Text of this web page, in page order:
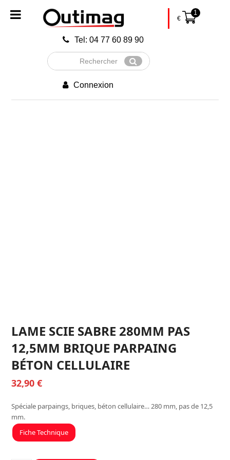
Tel: 04 77 60 89 90
Rechercher
Envoyer
Connexion
€
1
LAME SCIE SABRE 280MM PAS
12,5MM BRIQUE PARPAING
BÉTON CELLULAIRE
32,90€
Spéciale parpaings, briques, béton cellulaire… 280 mm, pas de 12,5
mm.
Fiche Technique